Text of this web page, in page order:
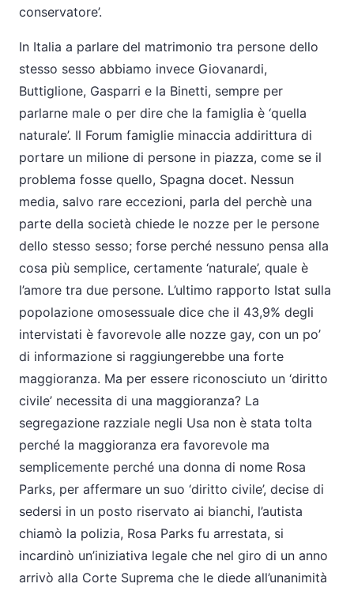
conservatore’.
In Italia a parlare del matrimonio tra persone dello
stesso sesso abbiamo invece Giovanardi,
Buttiglione, Gasparri e la Binetti, sempre per
parlarne male o per dire che la famiglia è ‘quella
naturale’. Il Forum famiglie minaccia addirittura di
portare un milione di persone in piazza, come se il
problema fosse quello, Spagna docet. Nessun
media, salvo rare eccezioni, parla del perchè una
parte della società chiede le nozze per le persone
dello stesso sesso; forse perché nessuno pensa alla
cosa più semplice, certamente ‘naturale’, quale è
l’amore tra due persone. L’ultimo rapporto Istat sulla
popolazione omosessuale dice che il 43,9% degli
intervistati è favorevole alle nozze gay, con un po’
di informazione si raggiungerebbe una forte
maggioranza. Ma per essere riconosciuto un ‘diritto
civile’ necessita di una maggioranza? La
segregazione razziale negli Usa non è stata tolta
perché la maggioranza era favorevole ma
semplicemente perché una donna di nome Rosa
Parks, per affermare un suo ‘diritto civile’, decise di
sedersi in un posto riservato ai bianchi, l’autista
chiamò la polizia, Rosa Parks fu arrestata, si
incardinò un’iniziativa legale che nel giro di un anno
arrivò alla Corte Suprema che le diede all’unanimità